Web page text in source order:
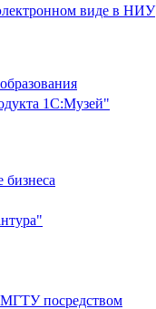
виде в НИУ
1С:Музей"
посредством